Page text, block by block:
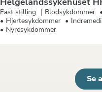
Fast stilling Blodsykdommer
Hjertesykdommer
Nyresykdommer
Se